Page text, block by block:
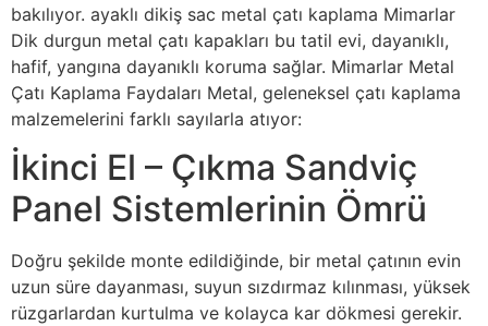
bakılıyor. ayaklı dikiş sac metal çatı kaplama Mimarlar
Dik durgun metal çatı kapakları bu tatil evi, dayanıklı,
hafif, yangına dayanıklı koruma sağlar. Mimarlar Metal
Çatı Kaplama Faydaları Metal, geleneksel çatı kaplama
malzemelerini farklı sayılarla atıyor:
İkinci El – Çıkma Sandviç
Panel Sistemlerinin Ömrü
Doğru şekilde monte edildiğinde, bir metal çatının evin
uzun süre dayanması, suyun sızdırmaz kılınması, yüksek
rüzgarlardan kurtulma ve kolayca kar dökmesi gerekir.